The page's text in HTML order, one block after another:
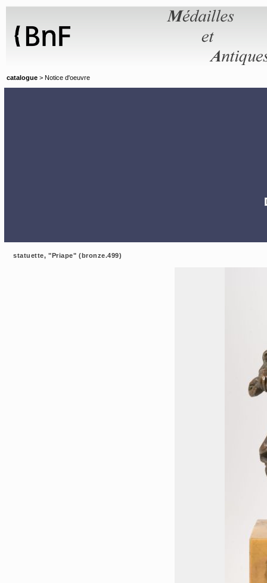
catalogue > Notice d'oeuvre
statuette, "Priape" (bronze.499)